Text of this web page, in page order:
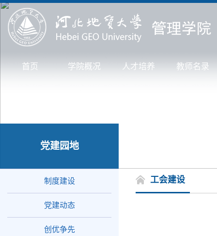
首页 学院概况 人才培养 教师名录
党建园地
制度建设
党建动态
创优争先
工会建设